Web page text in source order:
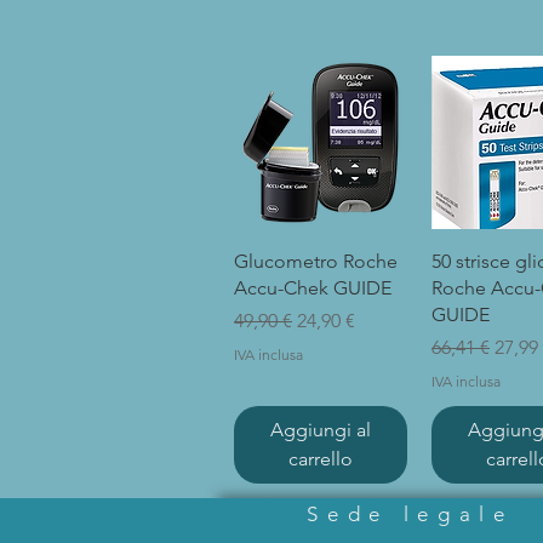
Vista rapida
Glucometro Roche
Accu-Chek GUIDE
Prezzo regolare
49,90 € Prezzo scontato
24,90 €
IVA inclusa
Aggiungi al
carrello
Vista
50 strisce
Roche
GUIDE
Prezzo
66,41 € 27,99
IVA inclusa
Sede legale